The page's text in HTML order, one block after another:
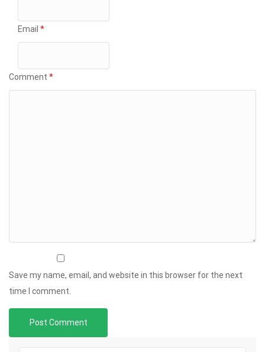
Email *
Comment *
Save my name, email, and website in this browser for the next
time I comment.